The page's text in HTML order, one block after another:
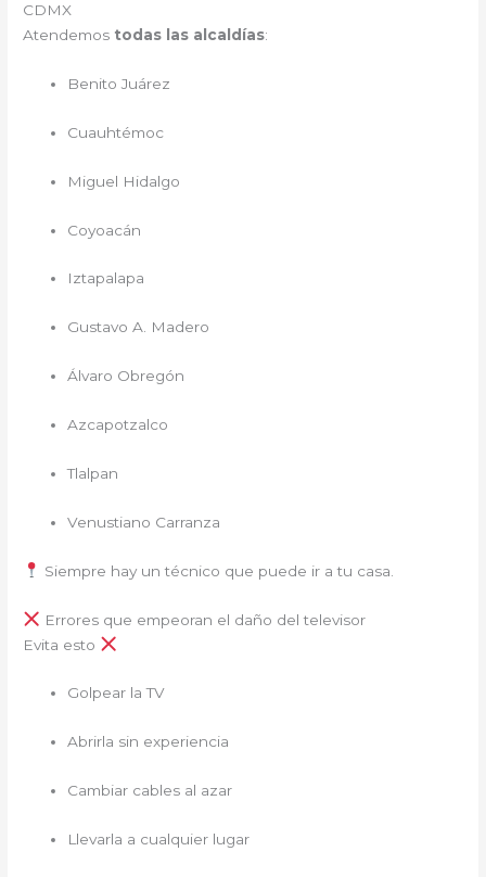
CDMX
Atendemos todas las alcaldías:
Benito Juárez
Cuauhtémoc
Miguel Hidalgo
Coyoacán
Iztapalapa
Gustavo A. Madero
Álvaro Obregón
Azcapotzalco
Tlalpan
Venustiano Carranza
Siempre hay un técnico que puede ir a tu casa.
Errores que empeoran el daño del televisor
Evita esto
Golpear la TV
Abrirla sin experiencia
Cambiar cables al azar
Llevarla a cualquier lugar